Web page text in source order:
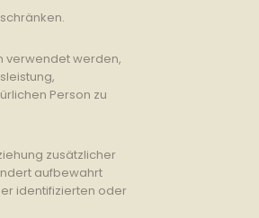
verwendet werden,
Person zu
zusätzlicher
aufbewahrt
identifizierten oder